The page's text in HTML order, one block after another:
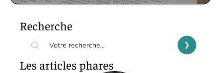
Recherche
Les articles phares